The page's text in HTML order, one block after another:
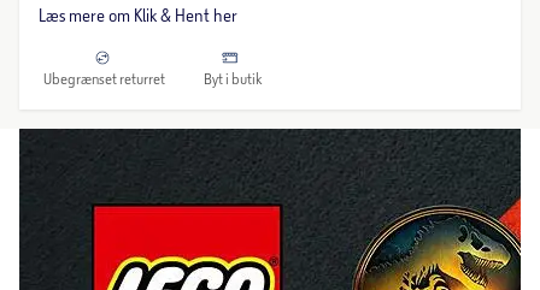
Læs mere om Klik & Hent her
Ubegrænset returret Byt i butik